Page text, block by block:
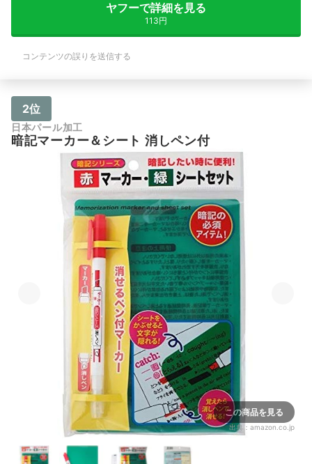
ヤフーで詳細を見る
113円
コンテンツの誤りを送信する
2位
日本パール加工
暗記マーカー＆シート 消しペン付
この商品を見る
出典： amazon.co.jp